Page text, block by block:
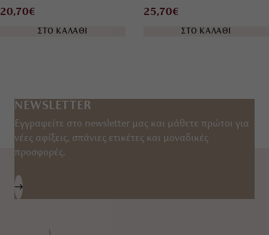
20,70€
ΣΤΟ ΚΑΛΑΘΙ
25,70€
ΣΤΟ ΚΑΛΑΘΙ
NEWSLETTER
Εγγραφείτε στο newsletter μας και μάθετε πρώτοι για
νέες αφίξεις, σπάνιες ετικέτες και μοναδικές
προσφορές.